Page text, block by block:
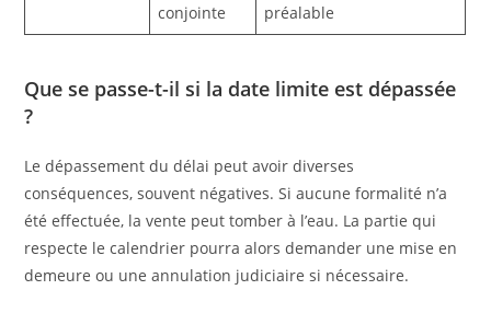
conjointe
préalable
Que se passe-t-il si la date limite est dépassée
?
Le dépassement du délai peut avoir diverses
conséquences, souvent négatives. Si aucune formalité n’a
été effectuée, la vente peut tomber à l’eau. La partie qui
respecte le calendrier pourra alors demander une mise en
demeure ou une annulation judiciaire si nécessaire.